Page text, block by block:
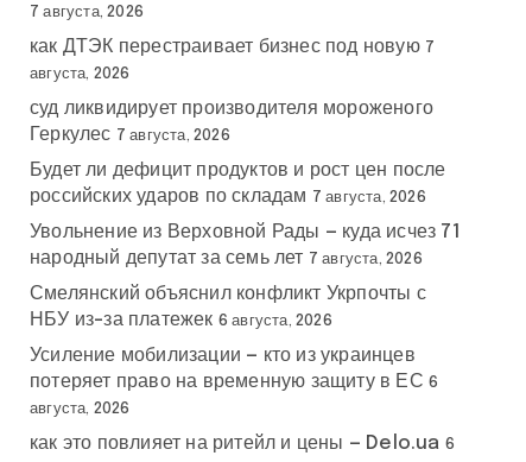
7 августа, 2026
как ДТЭК перестраивает бизнес под новую 7
августа, 2026
суд ликвидирует производителя мороженого
Геркулес 7 августа, 2026
Будет ли дефицит продуктов и рост цен после
российских ударов по складам 7 августа, 2026
Увольнение из Верховной Рады — куда исчез 71
народный депутат за семь лет 7 августа, 2026
Смелянский объяснил конфликт Укрпочты с
НБУ из-за платежек 6 августа, 2026
Усиление мобилизации — кто из украинцев
потеряет право на временную защиту в ЕС 6
августа, 2026
как это повлияет на ритейл и цены — Delo.ua 6